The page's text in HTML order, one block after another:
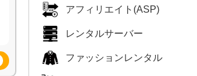
アフィリエイト(ASP)
レンタルサーバー
ファッションレンタル